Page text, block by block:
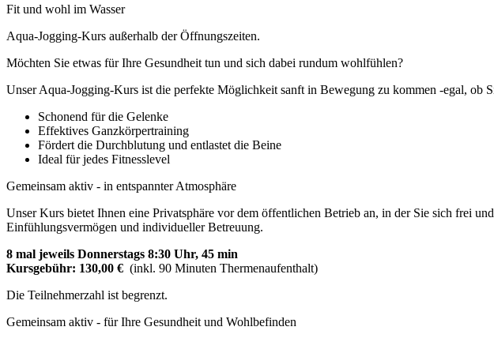
Fit und wohl im Wasser
Aqua-Jogging-Kurs außerhalb der Öffnungszeiten.
Möchten Sie etwas für Ihre Gesundheit tun und sich dabei rundum wohlfühlen?
Unser Aqua-Jogging-Kurs ist die perfekte Möglichkeit sanft in Bewegung zu kommen -egal,
Schonend für die Gelenke
Effektives Ganzkörpertraining
Fördert die Durchblutung und entlastet die Beine
Ideal für jedes Fitnesslevel
Gemeinsam aktiv - in entspannter Atmosphäre
Unser Kurs bietet Ihnen eine Privatsphäre vor dem öffentlichen Betrieb an, in der Sie sich frei
Einfühlungsvermögen und individueller Betreuung.
8 mal jeweils Donnerstags 8:30 Uhr, 45 min
Kursgebühr: 130,00 € (inkl. 90 Minuten Thermenaufenthalt)
Die Teilnehmerzahl ist begrenzt.
Gemeinsam aktiv - für Ihre Gesundheit und Wohlbefinden